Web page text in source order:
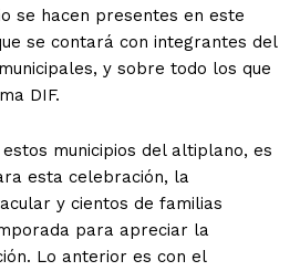
se hacen presentes en este
se contará con integrantes del
y sobre todo los que
DIF.
municipios del altiplano, es
esta celebración, la
y cientos de familias
para apreciar la
Lo anterior es con el